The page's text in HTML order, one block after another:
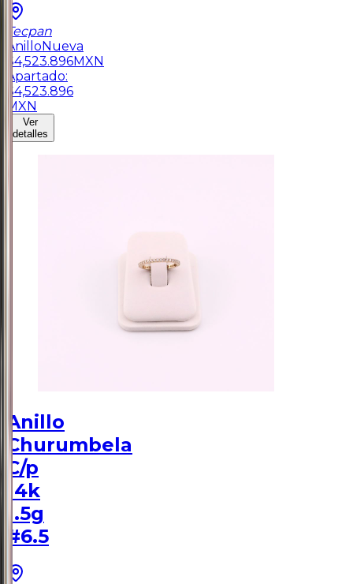
Tecpan
AnilloNueva
$4,523.896MXN
Apartado:
$4,523.896
MXN
Ver
detalles
Anillo
Churumbela
C/p
14k
1.5g
#6.5